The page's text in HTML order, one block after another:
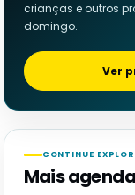
crianças e outros
domingo.
Ver
CONTINUE
Mais